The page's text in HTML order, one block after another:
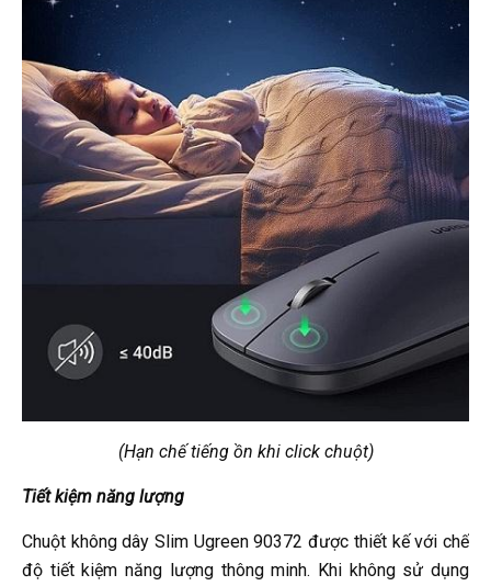
(Hạn chế tiếng ồn khi click chuột)
Tiết kiệm năng lượng
Chuột không dây Slim Ugreen 90372 được thiết kế với chế
độ tiết kiệm năng lượng thông minh. Khi không sử dụng